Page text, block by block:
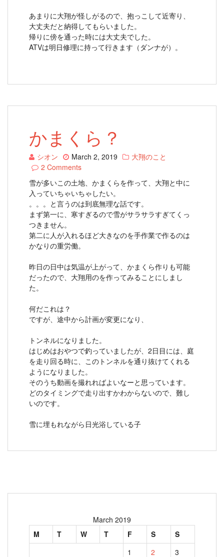
あまりに大翔が怪しがるので、抱っこして近寄り、
大丈夫だと納得してもらいました。
帰りに傍を通った時には大丈夫でした。
ATVは明日修理に持って行きます（ダンナが）。
かまくら？
シオン March 2, 2019
大翔のこと
2 Comments
雪が多いこの土地、かまくらを作って、大翔と中に
入っていちゃいちゃしたい。
。。。と言うのは到底無理な話です。
まず第一に、寒すぎるので雪がサラサラすぎてくっ
つきません。
第二に人が入れるほど大きなのを手作業で作るのは
かなりの重労働。
昨日の日中は気温が上がって、かまくら作りも可能
だったので、大翔用のを作ってみることにしまし
た。
何だこれは？
ですが、途中から計画が変更になり、
トンネルになりました。
はじめはおやつで釣っていましたが、2日目には、庭
を走り回る時に、このトンネルを通り抜けてくれる
ようになりました。
そのうち動画を撮れればよいなーと思っています。
どのタイミングで走り出すかわからないので、難し
いのです。
雪に埋もれながら日光浴している子
March 2019
M
T W T F S
S
1
2
3